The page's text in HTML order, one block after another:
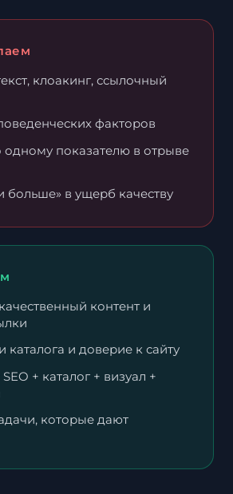
клоакинг, ссылочный
факторов
одному показателю в отрыве
больше» в ущерб качеству
контент и
каталога и доверие к сайту
+ каталог + визуал +
которые дают